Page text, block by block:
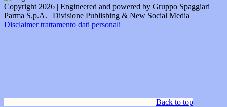
Copyright 2026 | Engineered and powered by Gruppo Spaggiari
Parma S.p.A. | Divisione Publishing & New Social Media
Disclaimer trattamento dati personali
Back to top